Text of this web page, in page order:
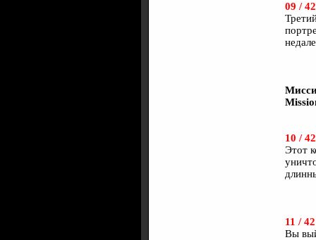
09 / 42
10 / 42
Этот
11 / 42
Вы